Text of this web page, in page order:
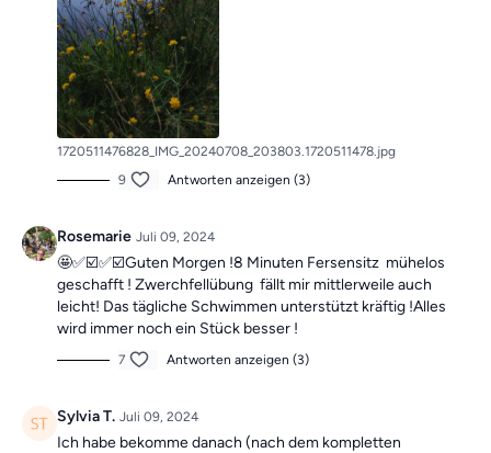
1720511476828_IMG_20240708_203803.1720511478.jpg
9
Antworten anzeigen (3)
Rosemarie Juli 09, 2024
🤩✅☑️✅☑️Guten Morgen !8 Minuten Fersensitz mühelos
geschafft ! Zwerchfellübung fällt mir mittlerweile auch
leicht! Das tägliche Schwimmen unterstützt kräftig !Alles
wird immer noch ein Stück besser !
7 Antworten anzeigen (3)
Sylvia T. Juli 09, 2024
Ich habe bekomme danach (nach dem kompletten